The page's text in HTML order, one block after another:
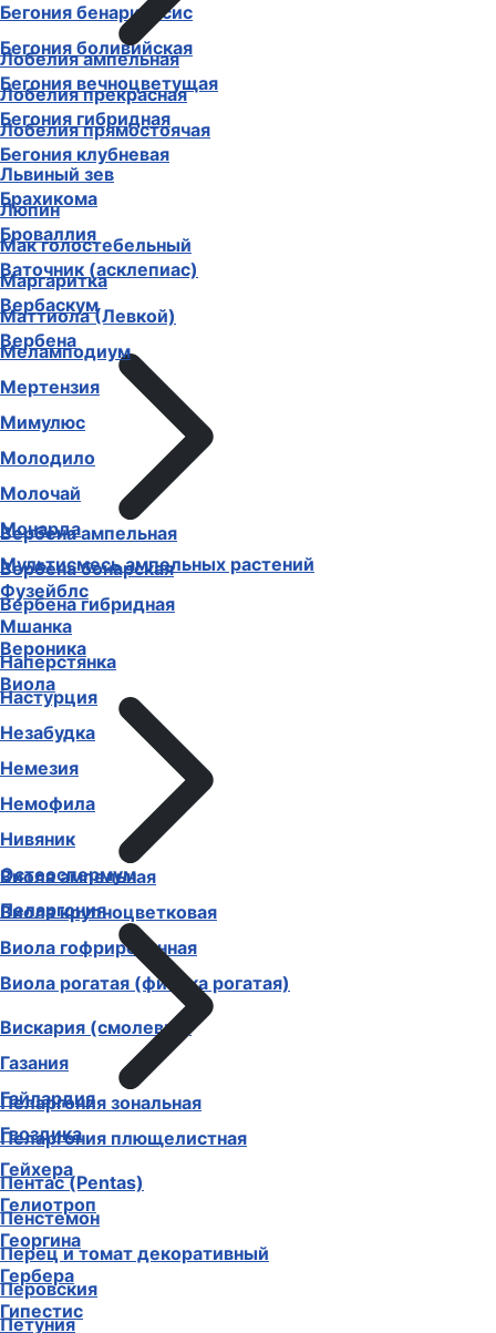
Бегония бенариенсис
Бегония боливийская
Бегония вечноцветущая
Бегония гибридная
Бегония клубневая
Брахикома
Броваллия
Ваточник (асклепиас)
Вербаскум
Вербена
Вербена ампельная
Вербена бонарская
Вербена гибридная
Вероника
Виола
Виола ампельная
Виола крупноцветковая
Виола гофрированная
Виола рогатая (фиалка рогатая)
Вискария (смолевка)
Газания
Гайлардия
Гвоздика
Гейхера
Гелиотроп
Георгина
Гербера
Гипестис
Лобелия ампельная
Лобелия прекрасная
Лобелия прямостоячая
Львиный зев
Люпин
Мак голостебельный
Маргаритка
Маттиола (Левкой)
Меламподиум
Мертензия
Мимулюс
Молодило
Молочай
Монарда
Мультисмесь ампельных растений
Фузейблс
Мшанка
Наперстянка
Настурция
Незабудка
Немезия
Немофила
Нивяник
Остеоспермум
Пеларгония
Пеларгония зональная
Пеларгония плющелистная
Пентас (Pentas)
Пенстемон
Перец и томат декоративный
Перовския
Петуния